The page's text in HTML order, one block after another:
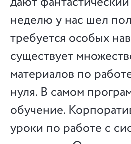
неделю у нас шел
требуется особых
существует
материалов по
нуля. В самом
обучение.
уроки по работе с